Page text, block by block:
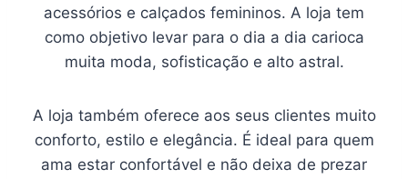
acessórios e calçados femininos. A loja tem
como objetivo levar para o dia a dia carioca
muita moda, sofisticação e alto astral.
A loja também oferece aos seus clientes muito
conforto, estilo e elegância. É ideal para quem
ama estar confortável e não deixa de prezar